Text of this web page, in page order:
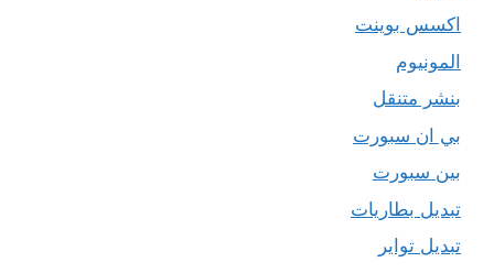
اكسس بوينت
المونيوم
بنشر متنقل
بي ان سبورت
بين سبورت
تبديل بطاريات
تبديل تواير